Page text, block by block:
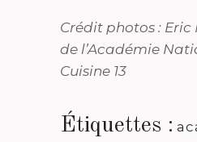
Crédit photos :
de l’Académie
Cuisine 13
Étiquettes :